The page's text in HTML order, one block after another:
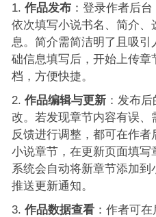
作品发布：登录作者后台
依次填写小说书名、简介
息。简介需简洁明了且吸
础信息填写后，开始上传章
档，方便快捷。
作品编辑与更新：发布后
改。若发现章节内容有误
反馈进行调整，都可在作
小说章节，在更新页面填写
系统会自动将新章节添加
推送更新通知。
作品数据查看：作者可在